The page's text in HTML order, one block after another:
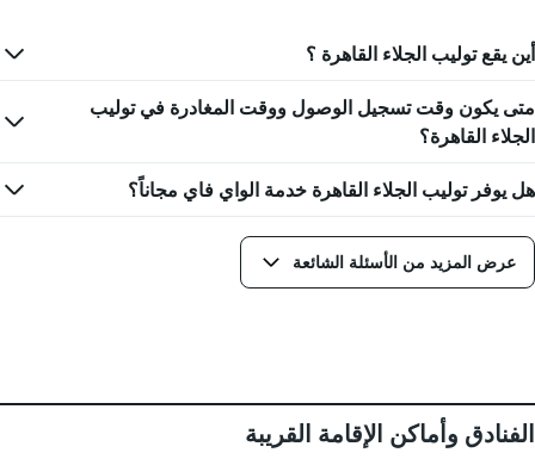
أين يقع توليب الجلاء القاهرة ؟
متى يكون وقت تسجيل الوصول ووقت المغادرة في توليب
الجلاء القاهرة؟
هل يوفر توليب الجلاء القاهرة خدمة الواي فاي مجاناً؟
عرض المزيد من الأسئلة الشائعة
الفنادق وأماكن الإقامة القريبة